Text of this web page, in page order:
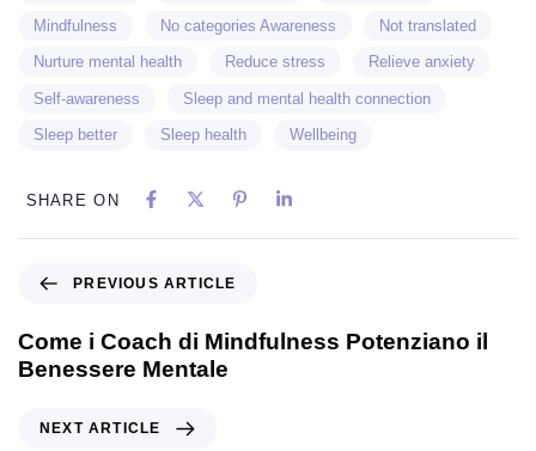
Mindfulness No categories Awareness Not translated
Nurture mental health Reduce stress Relieve anxiety
Self-awareness Sleep and mental health connection
Sleep better Sleep health Wellbeing
SHARE ON
PREVIOUS ARTICLE
Come i Coach di Mindfulness Potenziano il
Benessere Mentale
NEXT ARTICLE